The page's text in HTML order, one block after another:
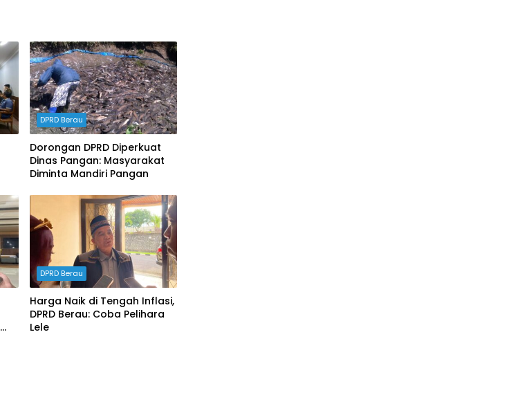
DPRD Berau
Dorongan DPRD Diperkuat
Dinas Pangan: Masyarakat
Diminta Mandiri Pangan
DPRD Berau
Harga Naik di Tengah Inflasi,
DPRD Berau: Coba Pelihara
Lele